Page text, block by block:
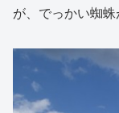
が、でっかい蜘